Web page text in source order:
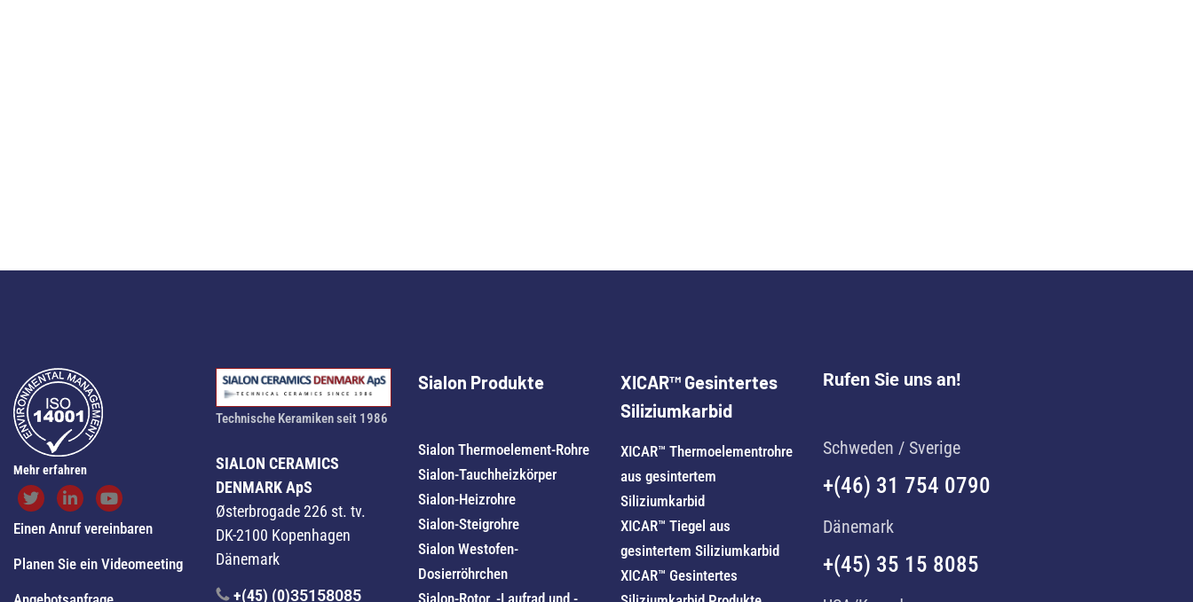
Mehr erfahren
Einen Anruf vereinbaren
Planen Sie ein Videomeeting
Technische Keramiken seit 1986
SIALON CERAMICS
DENMARK ApS
Østerbrogade 226 st. tv.
DK-2100 Kopenhagen
Dänemark
+(45) (0)35158085
Sialon Produkte
Sialon Thermoelement-Rohre
Sialon-Tauchheizkörper
Sialon-Heizrohre
Sialon-Steigrohre
Sialon Westofen-
Dosierröhrchen
Sialon-Rotor, -Laufrad und -
XICAR™ Gesintertes
Siliziumkarbid
XICAR™ Thermoelementrohre
aus gesintertem
Siliziumkarbid
XICAR™ Tiegel aus
gesintertem Siliziumkarbid
XICAR™ Gesintertes
Rufen Sie uns an!
Schweden / Sverige
+(46) 31 754 0790
Dänemark
+(45) 35 15 8085